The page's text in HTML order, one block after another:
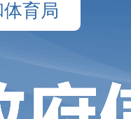
育局